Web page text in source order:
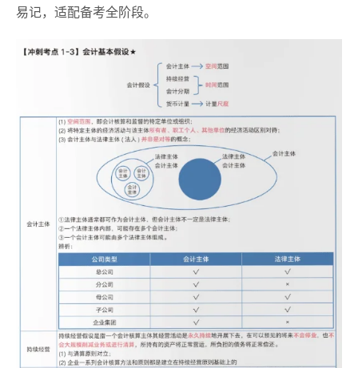
易记，适配备考全阶段。